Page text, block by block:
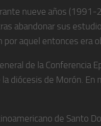
nueve años
abandonar sus
aquel entonces era
de la Conferencia
diócesis de Morón.
de Santo